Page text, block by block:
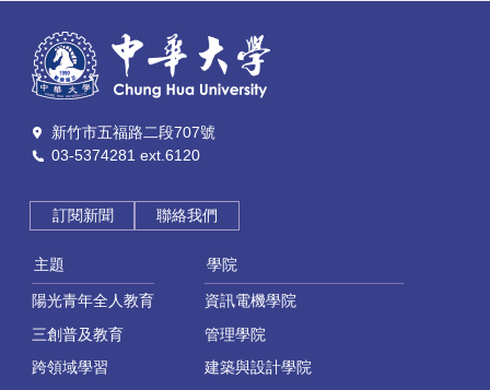
新竹市五福路二段707號
03-5374281 ext.6120
訂閱新聞 聯絡我們
主題
陽光青年全人教育
三創普及教育
跨領域學習
學院
資訊電機學院
管理學院
建築與設計學院